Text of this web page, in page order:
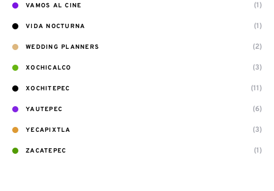
VAMOS AL CINE (1)
VIDA NOCTURNA (1)
WEDDING PLANNERS (2)
XOCHICALCO (3)
XOCHITEPEC (11)
YAUTEPEC (6)
YECAPIXTLA (3)
ZACATEPEC (1)